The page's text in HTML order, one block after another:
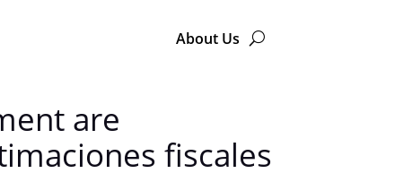
About Us
are
fiscales